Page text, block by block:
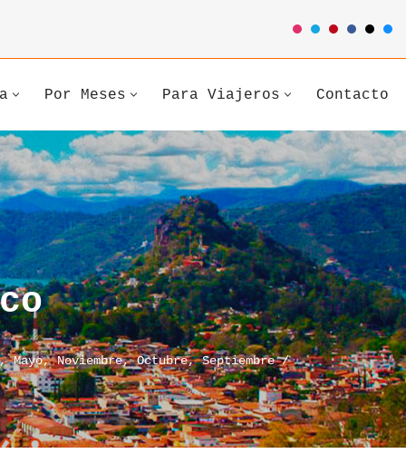
Por Meses Para Viajeros Contacto
,Mayo,Noviembre,Octubre,Septiembre